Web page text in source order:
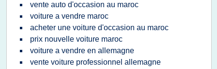
vente auto d'occasion au maroc
voiture a vendre maroc
acheter une voiture d'occasion au maroc
prix nouvelle voiture maroc
voiture a vendre en allemagne
vente voiture professionnel allemagne